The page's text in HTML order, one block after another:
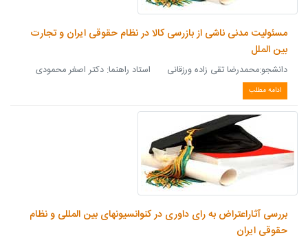
مسئولیت مدنی ناشی از بازرسی کالا در نظام حقوقی ایران و تجارت
بین الملل
دانشجو:محمدرضا تقی زاده ورزقانی استاد راهنما: دکتر اصغر محمودی
ادامه مطلب
بررسی آثاراعتراض به رای داوری در کنوانسیونهای بین المللی و نظام
حقوقی ایران